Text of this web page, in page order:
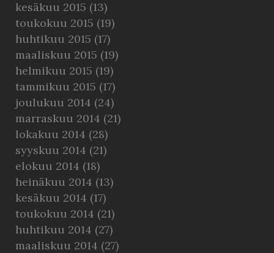
kesäkuu 2015 (13)
toukokuu 2015 (19)
huhtikuu 2015 (17)
maaliskuu 2015 (19)
helmikuu 2015 (19)
tammikuu 2015 (17)
joulukuu 2014 (24)
marraskuu 2014 (21)
lokakuu 2014 (28)
syyskuu 2014 (21)
elokuu 2014 (18)
heinäkuu 2014 (13)
kesäkuu 2014 (17)
toukokuu 2014 (21)
huhtikuu 2014 (27)
maaliskuu 2014 (27)